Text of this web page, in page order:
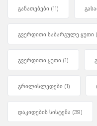
განათებები (11)
გვერდითი საბარგულე ყუთი
გვერდითი ყუთი (1)
გრილისლედები (1)
დაკიდების სისტემა (39)